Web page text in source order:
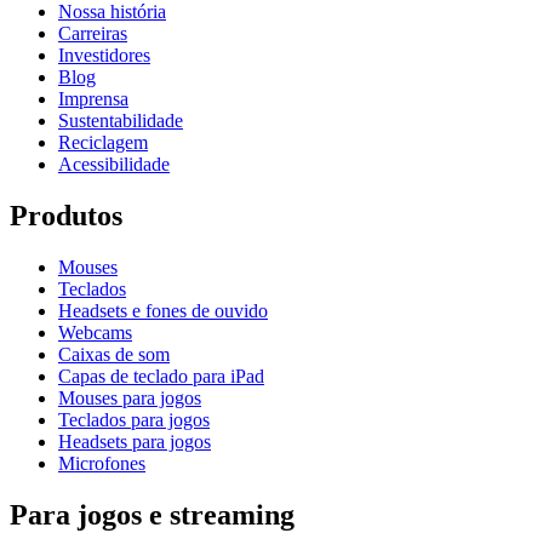
Nossa história
Carreiras
Investidores
Blog
Imprensa
Sustentabilidade
Reciclagem
Acessibilidade
Produtos
Mouses
Teclados
Headsets e fones de ouvido
Webcams
Caixas de som
Capas de teclado para iPad
Mouses para jogos
Teclados para jogos
Headsets para jogos
Microfones
Para jogos e streaming